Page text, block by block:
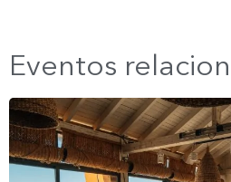
Eventos